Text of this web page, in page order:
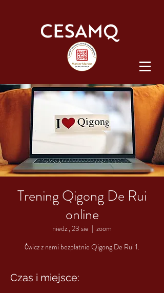
Trening Qigong De Rui
online
niedz., 23 sie
  |
zoom
Ćwicz z nami bezpłatnie Qigong De Rui 1.
Czas i miejsce: